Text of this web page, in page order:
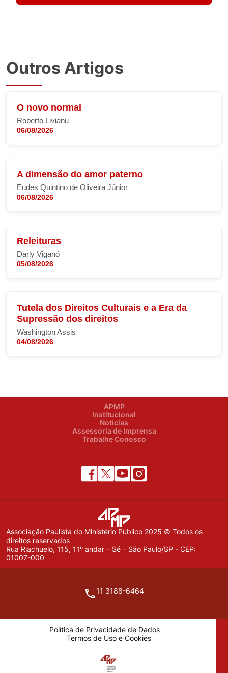
Outros Artigos
O novo normal
Roberto Livianu
06/08/2026
A dimensão do amor paterno
Eudes Quintino de Oliveira Júnior
06/08/2026
Releituras
Darly Viganó
05/08/2026
Tutela dos Direitos Culturais e a Era da
Supressão dos direitos
Washington Assis
04/08/2026
APMP
Institucional
Notícias
Assessoria de Imprensa
Trabalhe Conosco
Associação Paulista do Ministério Público 2025 © Todos os
direitos reservados
Rua Riachuelo, 115, 11º andar – Sé – São Paulo/SP - CEP:
01007-000
11 3188-6464
Política de Privacidade de Dados
Termos de Uso e Cookies